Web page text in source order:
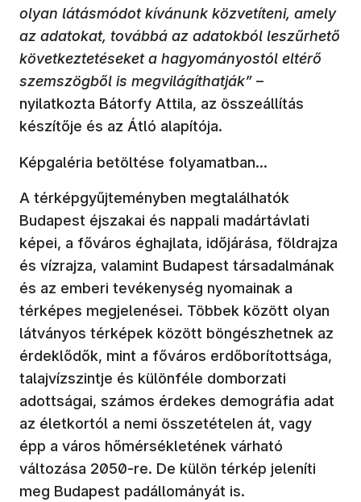
olyan látásmódot kívánunk közvetíteni, amely
az adatokat, továbbá az adatokból leszűrhető
következtetéseket a hagyományostól eltérő
szemszögből is megvilágíthatják” –
nyilatkozta Bátorfy Attila, az összeállítás
készítője és az Átló alapítója.
Képgaléria betöltése folyamatban...
A térképgyűjteményben megtalálhatók
Budapest éjszakai és nappali madártávlati
képei, a főváros éghajlata, időjárása, földrajza
és vízrajza, valamint Budapest társadalmának
és az emberi tevékenység nyomainak a
térképes megjelenései. Többek között olyan
látványos térképek között böngészhetnek az
érdeklődők, mint a főváros erdőborítottsága,
talajvízszintje és különféle domborzati
adottságai, számos érdekes demográfia adat
az életkortól a nemi összetételen át, vagy
épp a város hőmérsékletének várható
változása 2050-re. De külön térkép jeleníti
meg Budapest padállományát is.